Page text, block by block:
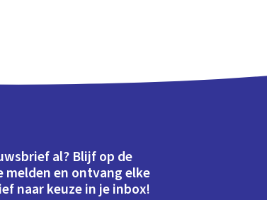
al? Blijf op de
melden en ontvang elke
naar keuze in je inbox!